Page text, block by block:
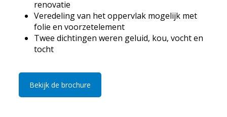
renovatie
Veredeling van het oppervlak mogelijk met
folie en voorzetelement
Twee dichtingen weren geluid, kou, vocht en
tocht
Bekijk de brochure